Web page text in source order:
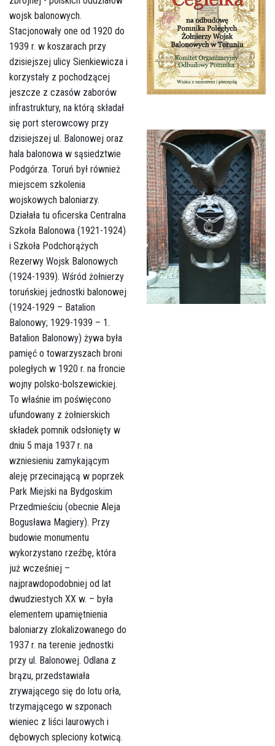
wojsk balonowych.
Stacjonowały one od 1920 do
1939 r. w koszarach przy
dzisiejszej ulicy Sienkiewicza i
korzystały z pochodzącej
jeszcze z czasów zaborów
infrastruktury, na którą składał
się port sterowcowy przy
dzisiejszej ul. Balonowej oraz
hala balonowa w sąsiedztwie
Podgórza. Toruń był również
miejscem szkolenia
wojskowych baloniarzy.
Działała tu oficerska Centralna
Szkoła Balonowa (1921-1924)
i Szkoła Podchorążych
Rezerwy Wojsk Balonowych
(1924-1939). Wśród żołnierzy
toruńskiej jednostki balonowej
(1924-1929 – Batalion
Balonowy; 1929-1939 – 1.
Batalion Balonowy) żywa była
pamięć o towarzyszach broni
poległych w 1920 r. na froncie
wojny polsko-bolszewickiej.
To właśnie im poświęcono
ufundowany z żołnierskich
składek pomnik odsłonięty w
dniu 5 maja 1937 r. na
wzniesieniu zamykającym
aleję przecinającą w poprzek
Park Miejski na Bydgoskim
Przedmieściu (obecnie Aleja
Bogusława Magiery). Przy
budowie monumentu
wykorzystano rzeźbę, która
już wcześniej –
najprawdopodobniej od lat
dwudziestych XX w. – była
elementem upamiętnienia
baloniarzy zlokalizowanego do
1937 r. na terenie jednostki
przy ul. Balonowej. Odlana z
brązu, przedstawiała
zrywającego się do lotu orła,
trzymającego w szponach
wieniec z liści laurowych i
dębowych spleciony kotwicą.